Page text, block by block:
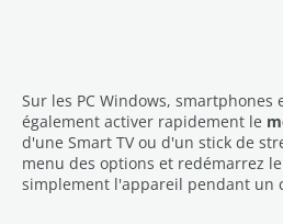
Sur les PC Windows, smartphones
également activer rapidement le
d'une Smart TV ou d'un stick de
menu des options et redémarrez
simplement l'appareil pendant un